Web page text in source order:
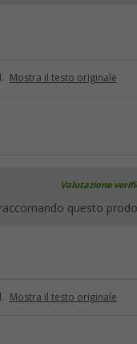
Mostra il testo originale
Valutazione
questo
Mostra il testo originale